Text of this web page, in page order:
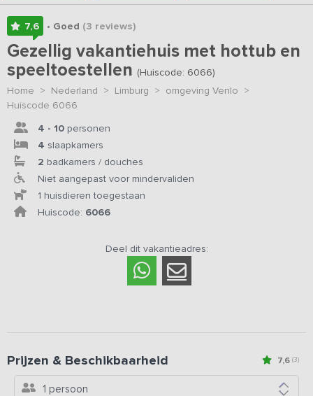
7,6 • Goed (3 reviews)
Gezellig vakantiehuis met hottub en
speeltoestellen (Huiscode: 6066)
Home > Nederland > Limburg > omgeving Venlo >
Huiscode 6066
4 - 10 personen
4 slaapkamers
2 badkamers / douches
Niet aangepast voor mindervaliden
1 huisdieren toegestaan
Huiscode: 6066
Deel dit vakantieadres:
7,6 (3)
Prijzen & Beschikbaarheid
1 persoon